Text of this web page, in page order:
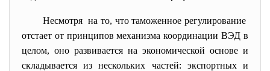
Несмотря на то, что таможенное регулирование
отстает от принципов механизма координации ВЭД в
целом, оно развивается на экономической основе и
складывается из нескольких частей: экспортных и